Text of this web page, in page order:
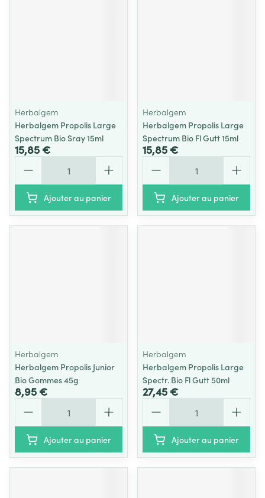
Herbalgem
Herbalgem Propolis Large
Spectrum Bio Sray 15ml
15,85 €
Ajouter au panier
Herbalgem
Herbalgem Propolis Large
Spectrum Bio Fl Gutt 15ml
15,85 €
Ajouter au panier
Herbalgem
Herbalgem Propolis Junior
Bio Gommes 45g
8,95 €
Ajouter au panier
Herbalgem
Herbalgem Propolis Large
Spectr. Bio Fl Gutt 50ml
27,45 €
Ajouter au panier